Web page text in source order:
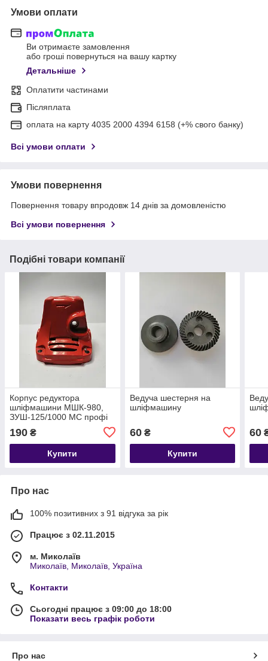
Умови оплати
Ви отримаєте замовлення
або гроші повернуться на вашу картку
Детальніше
Оплатити частинами
Післяплата
оплата на карту 4035 2000 4394 6158 (+% свого банку)
Всі умови оплати
Умови повернення
Повернення товару впродовж 14 днів за домовленістю
Всі умови повернення
Подібні товари компанії
Корпус редуктора
шліфмашини МШК-980,
ЗУШ-125/1000 МС профі
190 ₴
Купити
Ведуча шестерня на
шліфмашину
60₴
Купити
60
Про нас
100% позитивних з 91 відгука за рік
Працює з 02.11.2015
м. Миколаїв
Миколаїв, Миколаїв, Україна
Контакти
Сьогодні працює з 09:00 до 18:00
Показати весь графік роботи
Про нас